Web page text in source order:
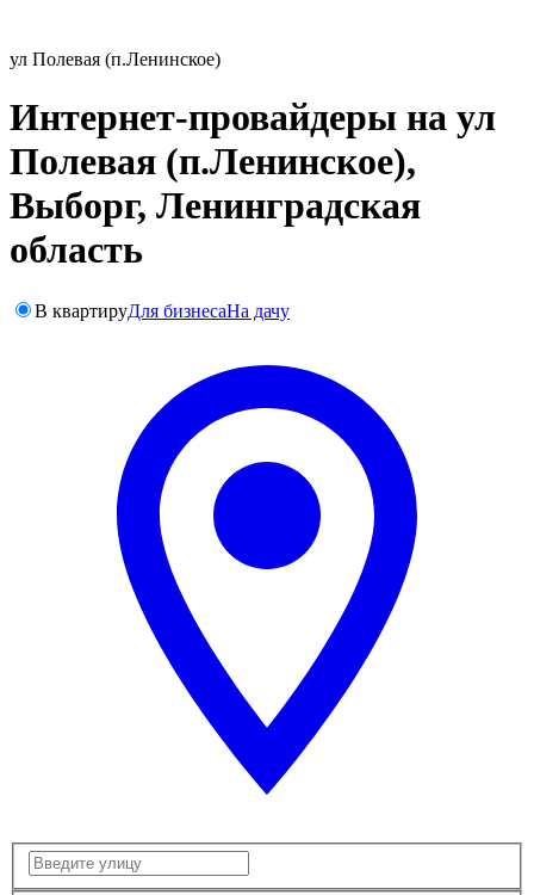
ул Полевая (п.Ленинское)
Интернет-провайдеры на ул
Полевая (п.Ленинское),
Выборг, Ленинградская
область
В квартируДля бизнесаНа дачу